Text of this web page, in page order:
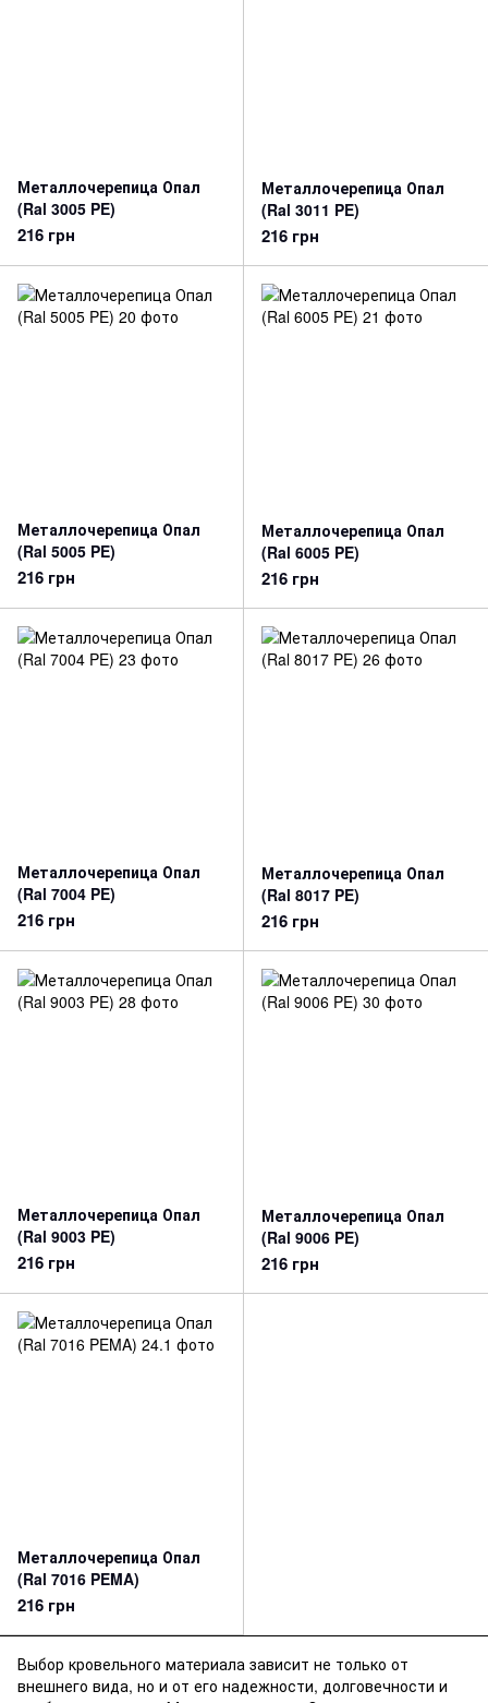
Металлочерепица Опал
(Ral 3005 PE)
216 грн
Металлочерепица Опал
(Ral 3011 PE)
216 грн
Металлочерепица Опал
(Ral 5005 PE)
216 грн
Металлочерепица Опал
(Ral 6005 PE)
216 грн
Металлочерепица Опал
(Ral 7004 PE)
216 грн
Металлочерепица Опал
(Ral 8017 PE)
216 грн
Металлочерепица Опал
(Ral 9003 PE)
216 грн
Металлочерепица Опал
(Ral 9006 PE)
216 грн
Металлочерепица Опал
(Ral 7016 PEMA)
216 грн
Выбор кровельного материала зависит не только от
внешнего вида, но и от его надежности, долговечности и